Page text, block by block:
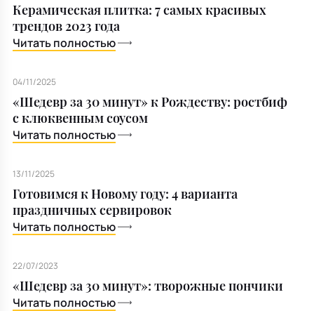
Керамическая плитка: 7 самых красивых
трендов 2023 года
Читать полностью
04/11/2025
«Шедевр за 30 минут» к Рождеству: ростбиф
с клюквенным соусом
Читать полностью
13/11/2025
Готовимся к Новому году: 4 варианта
праздничных сервировок
Читать полностью
22/07/2023
«Шедевр за 30 минут»: творожные пончики
Читать полностью